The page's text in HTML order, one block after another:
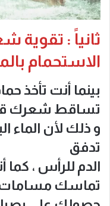
ثانياً :
الاستحمام
بينما أنت تأخذ
تساقط شعرك قد
و ذلك لأن الماء
تدفق
الدم للرأس ، كما
تماسك مسامات